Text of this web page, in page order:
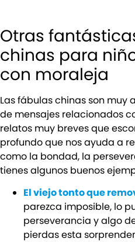
Otras
chinas para
con moraleja
Las fábulas chinas son muy
de mensajes relacionados
relatos muy breves que
profundo que nos ayuda a
como la bondad, la
tienes algunos buenos
El viejo tonto que
parezca imposible, lo
perseverancia y algo
pierdas esta